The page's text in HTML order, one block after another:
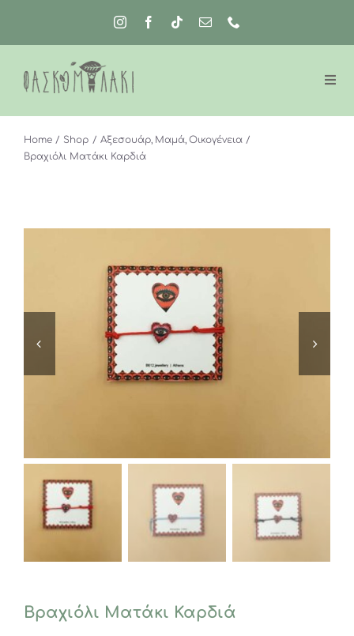
περιεχόμενο
Home Shop Αξεσουάρ Μαμά Οικογένεια
Βραχιόλι Ματάκι Καρδιά
Βραχιόλι Ματάκι Καρδιά